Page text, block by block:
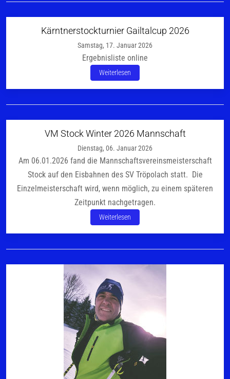
Kärntnerstockturnier Gailtalcup 2026
Samstag, 17. Januar 2026
Ergebnisliste online
Weiterlesen
VM Stock Winter 2026 Mannschaft
Dienstag, 06. Januar 2026
Am 06.01.2026 fand die Mannschaftsvereinsmeisterschaft
Stock auf den Eisbahnen des SV Tröpolach statt. Die
Einzelmeisterschaft wird, wenn möglich, zu einem späteren
Zeitpunkt nachgetragen.
Weiterlesen